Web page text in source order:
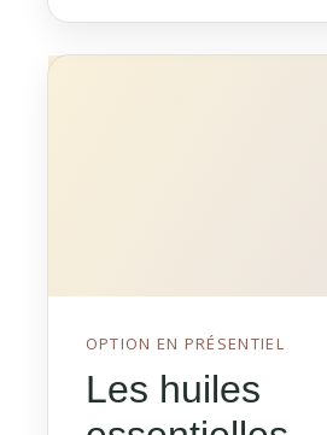
OPTION EN PRÉSENTIEL
Les huiles